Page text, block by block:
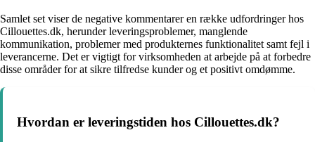
Samlet set viser de negative kommentarer en række udfordringer hos
Cillouettes.dk, herunder leveringsproblemer, manglende
kommunikation, problemer med produkternes funktionalitet samt fejl i
leverancerne. Det er vigtigt for virksomheden at arbejde på at forbedre
disse områder for at sikre tilfredse kunder og et positivt omdømme.
Hvordan er leveringstiden hos Cillouettes.dk?